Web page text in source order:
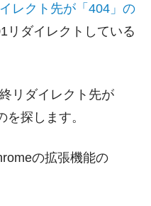
クト先が「404」の
リダイレクトしている
リダイレクト先が
を探します。
の拡張機能の